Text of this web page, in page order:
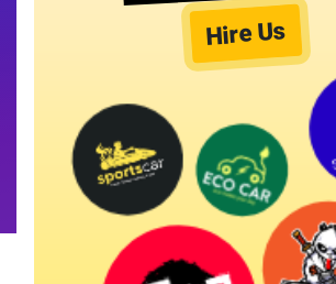
Hire Us